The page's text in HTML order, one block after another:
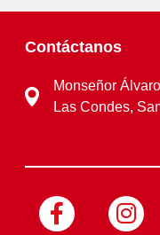
Contáctanos
Monseñor
Las Condes,